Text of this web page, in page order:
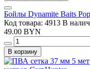
Бойлы Dynamite Baits
Код товара: 4913 В
49.00 BYN
В корзину